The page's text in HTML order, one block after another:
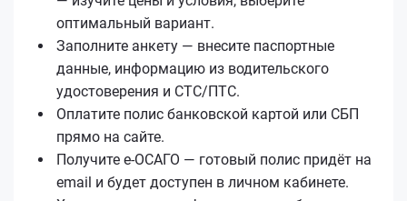
оптимальный вариант.
Заполните анкету — внесите паспортные
данные, информацию из водительского
удостоверения и СТС/ПТС.
Оплатите полис банковской картой или СБП
прямо на сайте.
Получите е‑ОСАГО — готовый полис придёт на
email и будет доступен в личном кабинете.